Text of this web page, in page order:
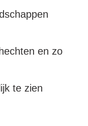
en zo
te zien